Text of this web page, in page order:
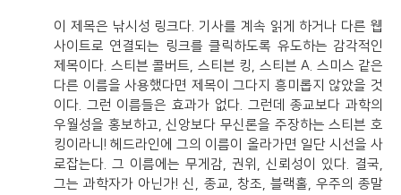
이 제목은 낚시성 링크다. 기사를 계속 읽게 하거나 다른 웹
사이트로 연결되는 링크를 클릭하도록 유도하는 감각적인
제목이다. 스티븐 콜버트, 스티븐 킹, 스티븐 A. 스미스 같은
다른 이름을 사용했다면 제목이 그다지 흥미롭지 않았을 것
이다. 그런 이름들은 효과가 없다. 그런데 종교보다 과학의
우월성을 홍보하고, 신앙보다 무신론을 주장하는 스티븐 호
킹이라니! 헤드라인에 그의 이름이 올라가면 일단 시선을 사
로잡는다. 그 이름에는 무게감, 권위, 신뢰성이 있다. 결국,
그는 과학자가 아닌가! 신, 종교, 창조, 블랙홀, 우주의 종말